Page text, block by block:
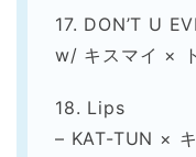
17. DON’T U
w/ キスマイ ×
18. Lips
– KAT-TUN ×